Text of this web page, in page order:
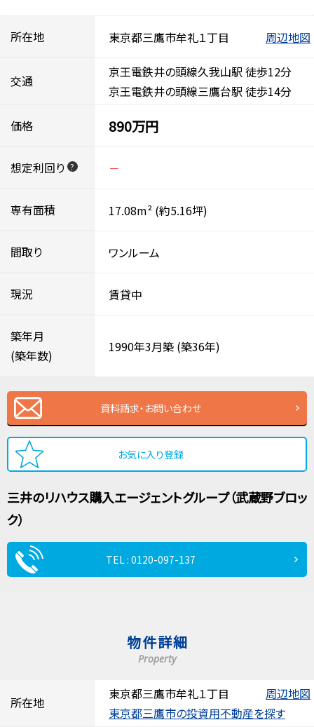
所在地 東京都三鷹市牟礼１丁目 周辺地図
交通
京王電鉄井の頭線久我山駅 徒歩12分
京王電鉄井の頭線三鷹台駅 徒歩14分
価格 890万円
想定利回り ? －
専有面積 17.08m² (約5.16坪)
間取り ワンルーム
現況 賃貸中
築年月
(築年数)
1990年3月築 (築36年)
資料請求・お問い合わせ
お気に入り登録
三井のリハウス購入エージェントグループ（武蔵野ブロッ
ク）
TEL : 0120-097-137
物件詳細
Property
所在地
東京都三鷹市牟礼１丁目
周辺地図
東京都三鷹市の投資用不動産を探す